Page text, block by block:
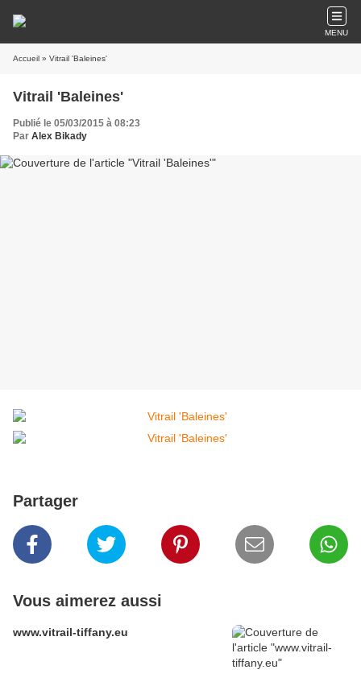
MENU
Accueil » Vitrail 'Baleines'
Vitrail 'Baleines'
Publié le 05/03/2015 à 08:23
Par Alex Bikady
Partager
Vous aimerez aussi
www.vitrail-tiffany.eu